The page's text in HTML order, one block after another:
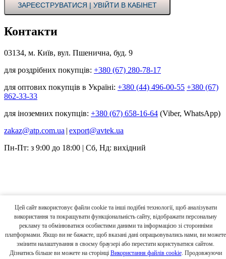
Цей сайт використовує файли cookie та інші подібні технології, щоб аналізувати
використання та покращувати функціональність сайту, відображати персональну
рекламу та обмінюватися особистими даними та інформацією зі сторонніми
платформами. Якщо ви не бажаєте, щоб вказані дані опрацьовувались нами, ви можете
змінити налаштування в своєму браузері або перестати користуватися сайтом.
Дізнатись більше ви можете на сторінці Використання файлів cookie. Продовжуючи
ЗАРЕЄСТРУВАТИСЯ | УВІЙТИ В КАБІНЕТ
Контакти
03134, м. Київ, вул. Пшенична, буд. 9
для роздрібних покупців: +380 (67) 280-78-17
для оптових покупців в Україні: +380 (44) 496-00-55 +380 (67)
862-33-33
для іноземних покупців: +380 (67) 658-16-64 (Viber, WhatsApp)
zakaz@atp.com.ua | export@avtek.ua
Пн-Пт: з 9:00 до 18:00 | Сб, Нд: вихідний